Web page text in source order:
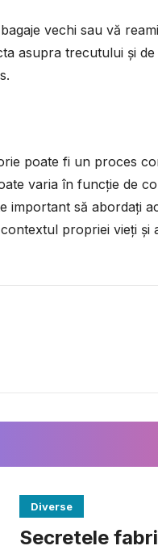
vechi sau vă
asupra trecutului și
poate fi un proces
varia în funcție de
important să abordați
propriei vieți și
Diverse
Secretele